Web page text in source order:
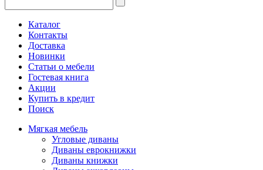
Каталог
Контакты
Доставка
Новинки
Статьи о мебели
Гостевая книга
Акции
Купить в кредит
Поиск
Мягкая мебель
Угловые диваны
Диваны еврокнижки
Диваны книжки